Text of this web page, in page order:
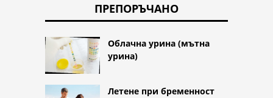
ПРЕПОРЪЧАНО
Облачна урина (мътна
урина)
Летене при бременност